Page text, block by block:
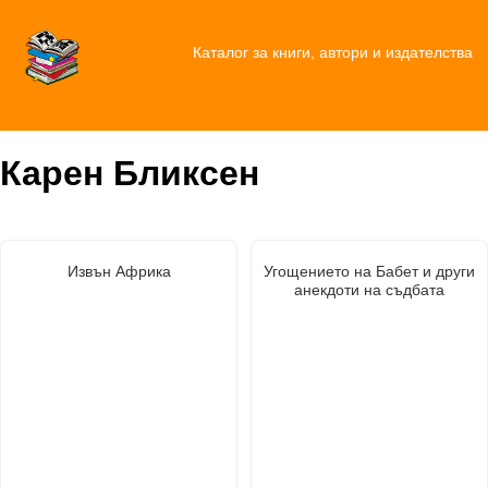
Каталог за книги, автори и издателства
Карен Бликсен
Извън Африка
Угощението на Бабет и други
анекдоти на съдбата